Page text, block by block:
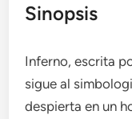
Sinopsis
Inferno, escrita
sigue al
despierta en un